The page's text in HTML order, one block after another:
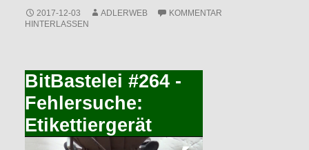
2017-12-03 ADLERWEB
KOMMENTAR
HINTERLASSEN
BitBastelei #264 -
Fehlersuche:
Etikettiergerät